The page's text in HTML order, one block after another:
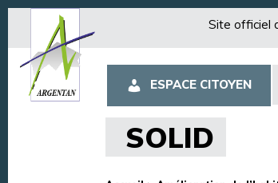
Site officiel
ESPACE CITOYEN
SOLID